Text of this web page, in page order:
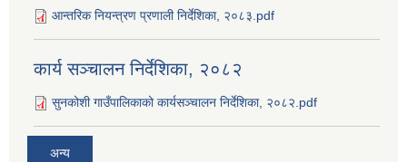
आन्तरिक नियन्त्रण प्रणाली निर्देशिका, २०८३.pdf
कार्य सञ्‍चालन निर्देशिका, २०८२
सुनकोशी गाउँपालिकाको कार्यसञ्‍चालन निर्देशिका, २०८२.pdf
अन्य